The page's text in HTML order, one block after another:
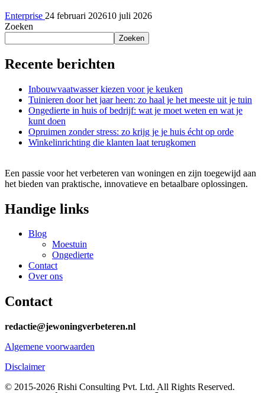
Enterprise 24 februari 202610 juli 2026
Zoeken
Zoeken
Recente berichten
Inbouwvaatwasser kiezen voor je keuken
Tuinieren door het jaar heen: zo haal je het meeste uit je tuin
Ongedierte in huis of bedrijf: wat je moet weten en wat je
kunt doen
Opruimen zonder stress: zo krijg je je huis écht op orde
Winkelinrichting die klanten laat terugkomen
Een passie voor het verbeteren van woningen en zijn toegewijd aan
het bieden van praktische, innovatieve en betaalbare oplossingen.
Handige links
Blog
Moestuin
Ongedierte
Contact
Over ons
Contact
redactie@jewoningverbeteren.nl
Algemene voorwaarden
Disclaimer
© 2015-2026 Rishi Consulting Pvt. Ltd. All Rights Reserved.